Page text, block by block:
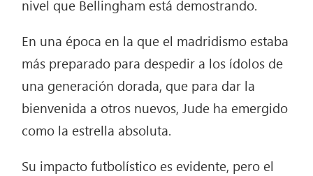
nivel que Bellingham está demostrando.
En una época en la que el madridismo estaba
más preparado para despedir a los ídolos de
una generación dorada, que para dar la
bienvenida a otros nuevos, Jude ha emergido
como la estrella absoluta.
Su impacto futbolístico es evidente, pero el